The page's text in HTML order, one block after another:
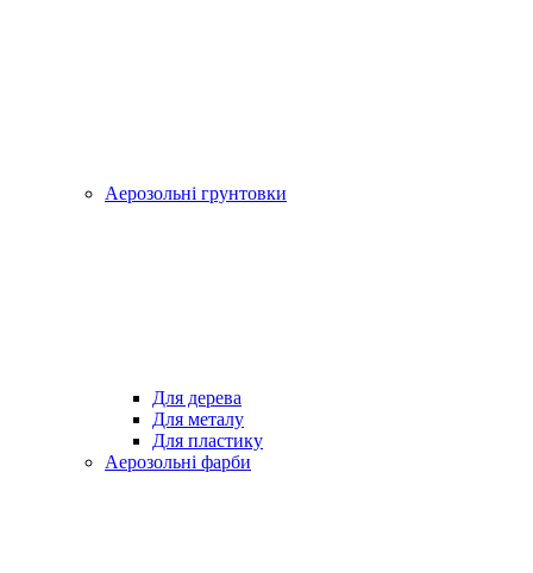
Аерозольні грунтовки
Для дерева
Для металу
Для пластику
Аерозольні фарби